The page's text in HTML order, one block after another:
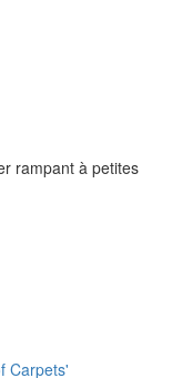
rampant à petites